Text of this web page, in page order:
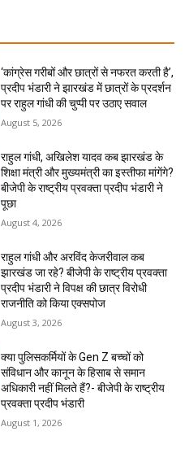
‘कांग्रेस गरीबों और छात्रों से नफरत करती है’,
प्रदीप भंडारी ने झारखंड में छात्रों के प्रदर्शन
पर राहुल गांधी की चुप्पी पर उठाए सवाल
August 5, 2026
राहुल गांधी, अखिलेश यादव कब झारखंड के
शिक्षा मंत्री और मुख्यमंत्री का इस्तीफा मांगेंगे?
बीजेपी के राष्ट्रीय प्रवक्ता प्रदीप भंडारी ने
पूछा
August 4, 2026
राहुल गांधी और अरविंद केजरीवाल कब
झारखंड जा रहे? बीजेपी के राष्ट्रीय प्रवक्ता
प्रदीप भंडारी ने विपक्ष की छात्र विरोधी
राजनीति को किया एक्सपोज
August 3, 2026
क्या पुलिसकर्मियों के Gen Z बच्चों को
संविधान और कानून के हिसाब से समान
अधिकारी नहीं मिलते हैं?- बीजेपी के राष्ट्रीय
प्रवक्ता प्रदीप भंडारी
August 1, 2026